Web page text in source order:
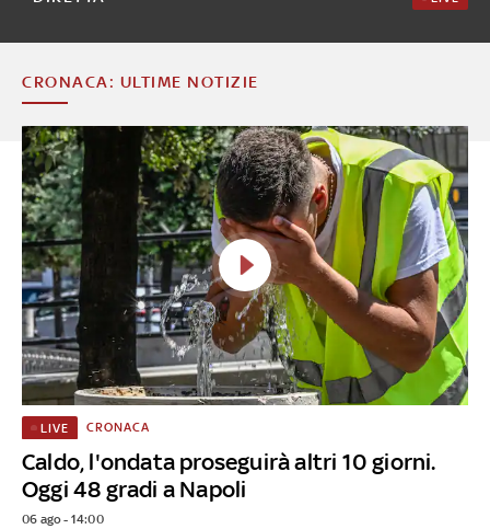
CRONACA: ULTIME NOTIZIE
Caldo, l'ondata proseguirà altri 10 giorni.
Oggi 48 gradi a Napoli
LIVE CRONACA
06 ago - 14:00